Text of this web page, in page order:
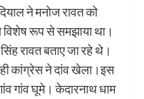
ने मनोज रावत को
विशेष रूप से समझाया था।
रावत बताए जा रहे थे।
कांग्रेस ने दांव खेला।इस
गांव घूमे। केदारनाथ धाम